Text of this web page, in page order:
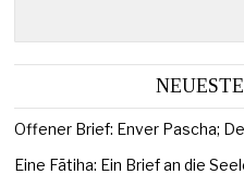
Offener Brief: Enver Pascha;
Eine Fātiha: Ein Brief an die